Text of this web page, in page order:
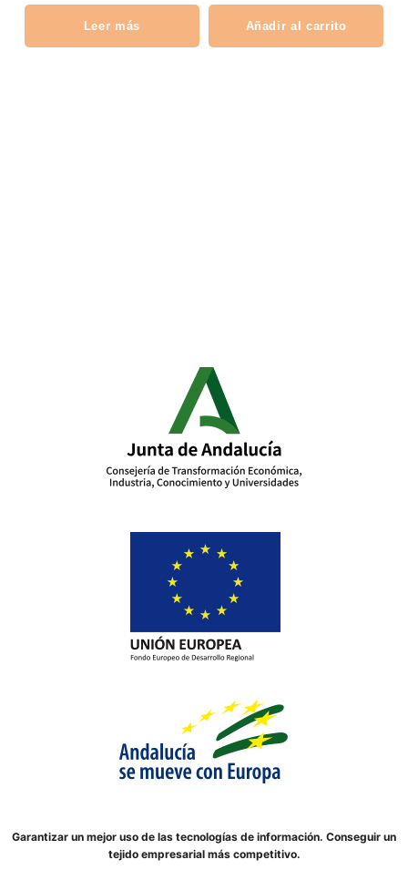
Leer más Añadir al carrito
Garantizar un mejor uso de las tecnologías de información. Conseguir un
tejido empresarial más competitivo.